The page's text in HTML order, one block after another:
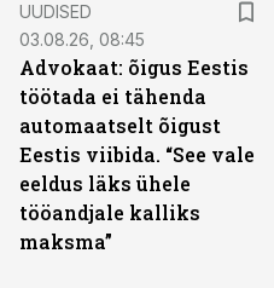
UUDISED
03.08.26, 08:45
Advokaat: õigus Eestis
töötada ei tähenda
automaatselt õigust
Eestis viibida. “See vale
eeldus läks ühele
tööandjale kalliks
maksma”